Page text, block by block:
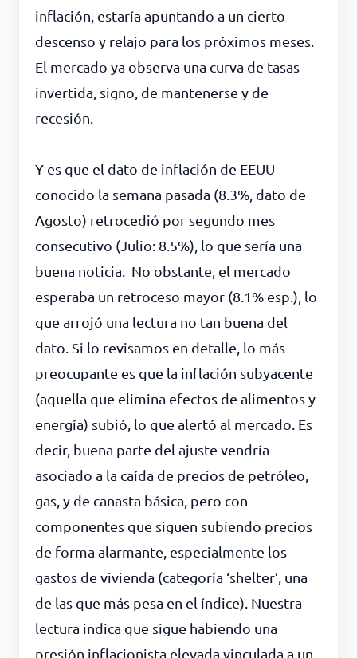
inflación, estaría apuntando a un cierto
descenso y relajo para los próximos meses.
El mercado ya observa una curva de tasas
invertida, signo, de mantenerse y de
recesión.
Y es que el dato de inflación de EEUU
conocido la semana pasada (8.3%, dato de
Agosto) retrocedió por segundo mes
consecutivo (Julio: 8.5%), lo que sería una
buena noticia. No obstante, el mercado
esperaba un retroceso mayor (8.1% esp.), lo
que arrojó una lectura no tan buena del
dato. Si lo revisamos en detalle, lo más
preocupante es que la inflación subyacente
(aquella que elimina efectos de alimentos y
energía) subió, lo que alertó al mercado. Es
decir, buena parte del ajuste vendría
asociado a la caída de precios de petróleo,
gas, y de canasta básica, pero con
componentes que siguen subiendo precios
de forma alarmante, especialmente los
gastos de vivienda (categoría ‘shelter’, una
de las que más pesa en el índice). Nuestra
lectura indica que sigue habiendo una
presión inflacionista elevada vinculada a un